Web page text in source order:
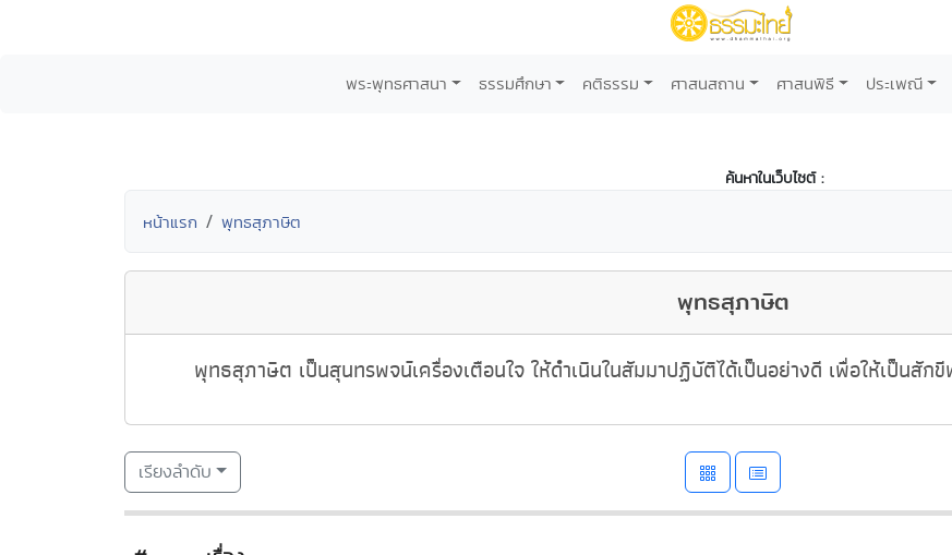
พระพุทธศาสนา ธรรมศึกษา คติธรรม ศาสนสถาน ศาสนพิธี ประเพณี
ค้นหาในเว็บไซต์ :
หน้าแรก พุทธสุภาษิต
พุทธสุภาษิต
พุทธสุภาษิต เป็นสุนทรพจน์เครื่องเตือนใจ ให้ดำเนินในสัมมาปฏิบัติได้เป็นอย่างดี เพื่อให้เป็นสัก
เรียงลำดับ